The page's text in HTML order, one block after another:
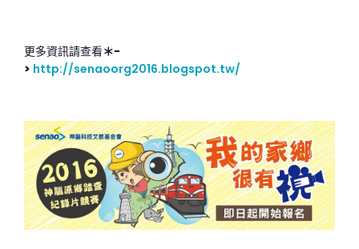
更多資訊請查看＊-
> http://senaoorg2016.blogspot.tw/